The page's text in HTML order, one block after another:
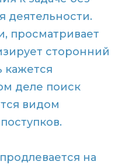
деятельности.
просматривает
сторонний
кажется
деле поиск
видом
на